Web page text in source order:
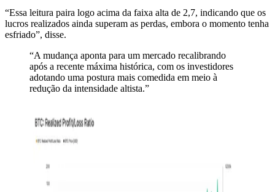
“Essa leitura paira logo acima da faixa alta de 2,7, indicando que os
lucros realizados ainda superam as perdas, embora o momento tenha
esfriado”, disse.
“A mudança aponta para um mercado recalibrando
após a recente máxima histórica, com os investidores
adotando uma postura mais comedida em meio à
redução da intensidade altista.”